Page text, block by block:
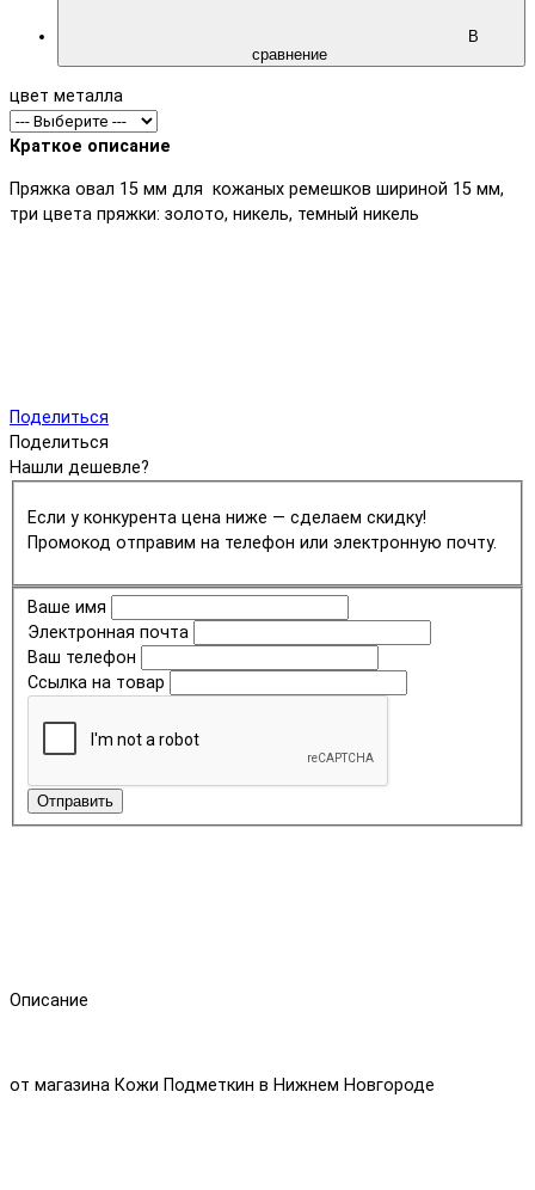
В
сравнение
цвет металла
Краткое описание
Пряжка овал 15 мм для кожаных ремешков шириной 15 мм,
три цвета пряжки: золото, никель, темный никель
Поделиться
Поделиться
Нашли дешевле?
Если у конкурента цена ниже — сделаем скидку!
Промокод отправим на телефон или электронную почту.
Ваше имя
Электронная почта
Ваш телефон
Ссылка на товар
Отправить
Описание
от магазина Кожи Подметкин в Нижнем Новгороде